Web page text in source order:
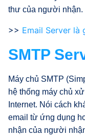
thư của người nhận.
>> Email Server là
SMTP
Máy chủ SMTP
hệ thống máy chủ
Internet. Nói cách
email từ ứng dụng
nhận của người